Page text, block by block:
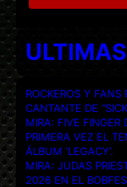
ROCKEROS Y
CANTANTE DE
MIRA: FIVE FINGER
PRIMERA VEZ EL
ÁLBUM ‘LEGACY’.
MIRA: JUDAS
2026 EN EL